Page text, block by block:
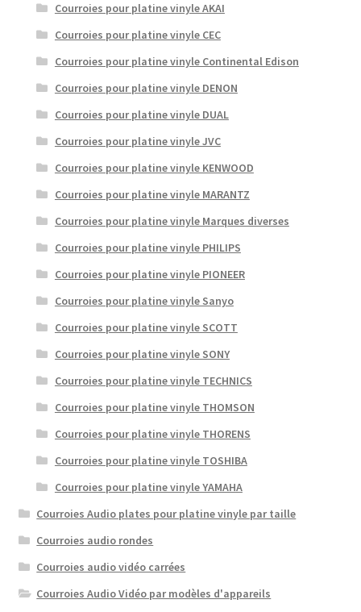
Courroies pour platine vinyle AKAI
Courroies pour platine vinyle CEC
Courroies pour platine vinyle Continental Edison
Courroies pour platine vinyle DENON
Courroies pour platine vinyle DUAL
Courroies pour platine vinyle JVC
Courroies pour platine vinyle KENWOOD
Courroies pour platine vinyle MARANTZ
Courroies pour platine vinyle Marques diverses
Courroies pour platine vinyle PHILIPS
Courroies pour platine vinyle PIONEER
Courroies pour platine vinyle Sanyo
Courroies pour platine vinyle SCOTT
Courroies pour platine vinyle SONY
Courroies pour platine vinyle TECHNICS
Courroies pour platine vinyle THOMSON
Courroies pour platine vinyle THORENS
Courroies pour platine vinyle TOSHIBA
Courroies pour platine vinyle YAMAHA
Courroies Audio plates pour platine vinyle par taille
Courroies audio rondes
Courroies audio vidéo carrées
Courroies Audio Vidéo par modèles d'appareils